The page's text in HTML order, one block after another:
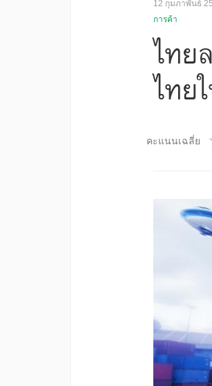
12 กุมภาพันธ์
การค้า
ไทย
ไทย
คะแนนเฉลี่ย